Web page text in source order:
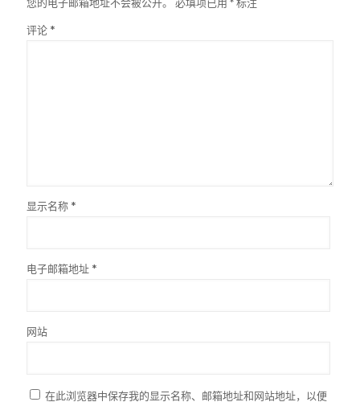
评论 *
显示名称 *
电子邮箱地址 *
网站
在此浏览器中保存我的显示名称、邮箱地址和网站地址，以便